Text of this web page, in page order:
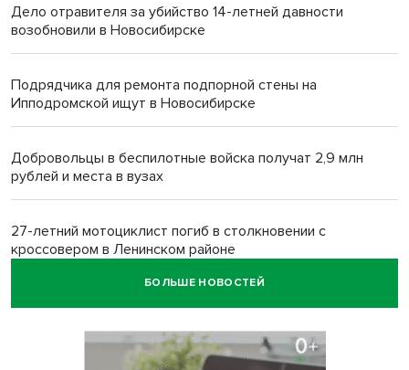
Дело отравителя за убийство 14-летней давности
возобновили в Новосибирске
Подрядчика для ремонта подпорной стены на
Ипподромской ищут в Новосибирске
Добровольцы в беспилотные войска получат 2,9 млн
рублей и места в вузах
27-летний мотоциклист погиб в столкновении с
кроссовером в Ленинском районе
БОЛЬШЕ НОВОСТЕЙ